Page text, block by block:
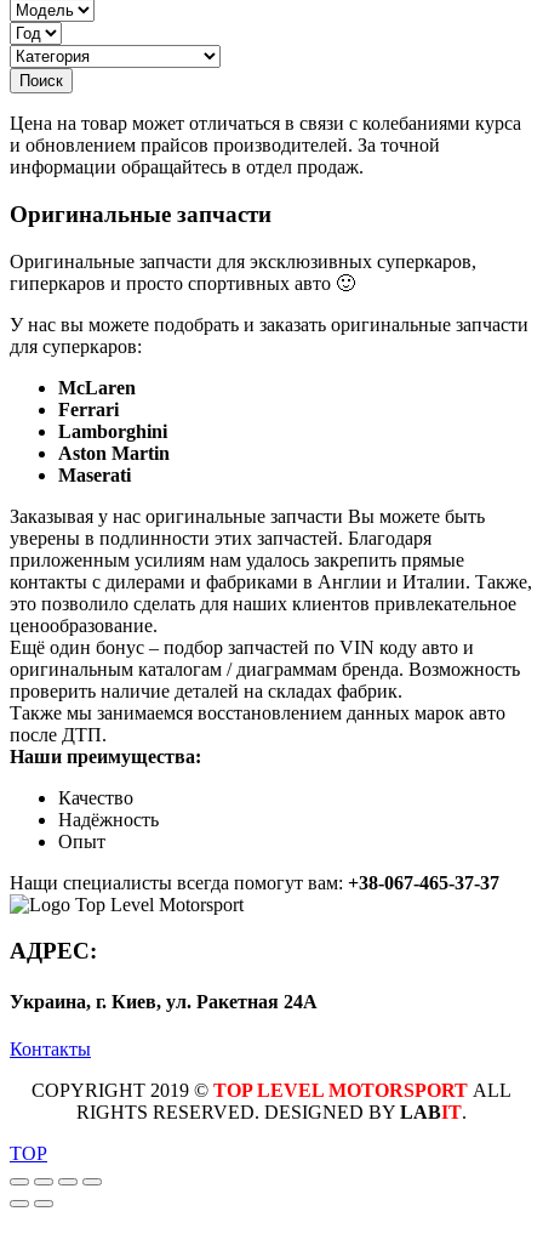
Цена на товар может отличаться в связи с колебаниями курса
и обновлением прайсов производителей. За точной
информации обращайтесь в отдел продаж.
Оригинальные запчасти
Оригинальные запчасти для эксклюзивных суперкаров,
гиперкаров и просто спортивных авто 🙂
У нас вы можете подобрать и заказать оригинальные запчасти
для суперкаров:
McLaren
Ferrari
Lamborghini
Aston Martin
Maserati
Заказывая у нас оригинальные запчасти Вы можете быть
уверены в подлинности этих запчастей. Благодаря
приложенным усилиям нам удалось закрепить прямые
контакты с дилерами и фабриками в Англии и Италии. Также,
это позволило сделать для наших клиентов привлекательное
ценообразование.
Ещё один бонус – подбор запчастей по VIN коду авто и
оригинальным каталогам / диаграммам бренда. Возможность
проверить наличие деталей на складах фабрик.
Также мы занимаемся восстановлением данных марок авто
после ДТП.
Наши преимущества:
Качество
Надёжность
Опыт
Нащи специалисты всегда помогут вам: +38-067-465-37-37
АДРЕС:
Украина, г. Киев, ул. Ракетная 24А
Контакты
COPYRIGHT 2019 © TOP LEVEL MOTORSPORT ALL
RIGHTS RESERVED. DESIGNED BY LABIT.
TOP